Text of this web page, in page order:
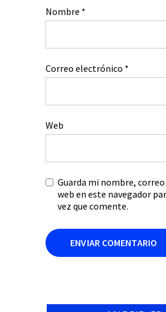
Nombre *
Correo electrónico *
Web
Guarda mi nombre,
web en este navegador
vez que comente.